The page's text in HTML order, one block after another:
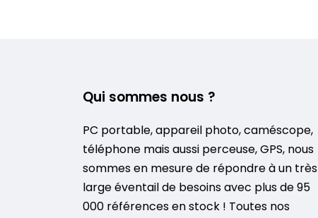
Qui sommes nous ?
PC portable, appareil photo, caméscope,
téléphone mais aussi perceuse, GPS, nous
sommes en mesure de répondre à un très
large éventail de besoins avec plus de 95
000 références en stock ! Toutes nos